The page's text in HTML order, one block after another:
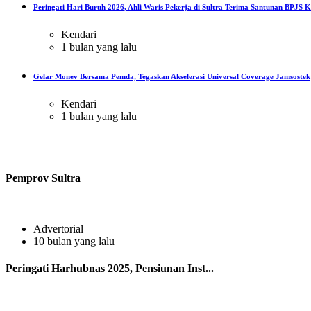
Peringati Hari Buruh 2026, Ahli Waris Pekerja di Sultra Terima Santunan BPJS
Kendari
1 bulan yang lalu
Gelar Monev Bersama Pemda, Tegaskan Akselerasi Universal Coverage Jamsostek
Kendari
1 bulan yang lalu
Pemprov Sultra
Advertorial
10 bulan yang lalu
Peringati Harhubnas 2025, Pensiunan Inst...